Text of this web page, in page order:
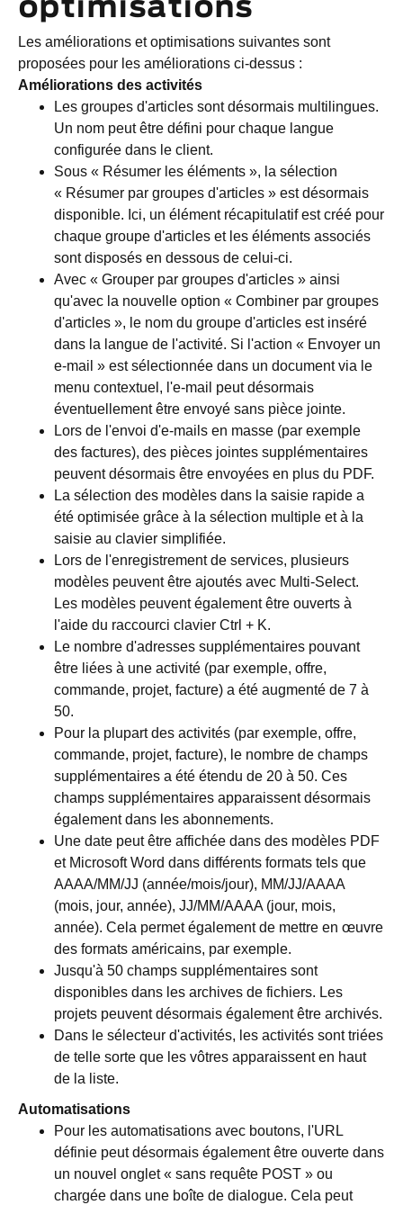
Les améliorations et optimisations suivantes sont
proposées pour les améliorations ci-dessus :
Améliorations des activités
Les groupes d'articles sont désormais multilingues.
Un nom peut être défini pour chaque langue
configurée dans le client.
Sous « Résumer les éléments », la sélection
« Résumer par groupes d'articles » est désormais
disponible. Ici, un élément récapitulatif est créé pour
chaque groupe d'articles et les éléments associés
sont disposés en dessous de celui-ci.
Avec « Grouper par groupes d'articles » ainsi
qu'avec la nouvelle option « Combiner par groupes
d'articles », le nom du groupe d'articles est inséré
dans la langue de l'activité. Si l'action « Envoyer un
e-mail » est sélectionnée dans un document via le
menu contextuel, l'e-mail peut désormais
éventuellement être envoyé sans pièce jointe.
Lors de l'envoi d'e-mails en masse (par exemple
des factures), des pièces jointes supplémentaires
peuvent désormais être envoyées en plus du PDF.
La sélection des modèles dans la saisie rapide a
été optimisée grâce à la sélection multiple et à la
saisie au clavier simplifiée.
Lors de l'enregistrement de services, plusieurs
modèles peuvent être ajoutés avec Multi-Select.
Les modèles peuvent également être ouverts à
l'aide du raccourci clavier Ctrl + K.
Le nombre d'adresses supplémentaires pouvant
être liées à une activité (par exemple, offre,
commande, projet, facture) a été augmenté de 7 à
50.
Pour la plupart des activités (par exemple, offre,
commande, projet, facture), le nombre de champs
supplémentaires a été étendu de 20 à 50. Ces
champs supplémentaires apparaissent désormais
également dans les abonnements.
Une date peut être affichée dans des modèles PDF
et Microsoft Word dans différents formats tels que
AAAA/MM/JJ (année/mois/jour), MM/JJ/AAAA
(mois, jour, année), JJ/MM/AAAA (jour, mois,
année). Cela permet également de mettre en œuvre
des formats américains, par exemple.
Jusqu'à 50 champs supplémentaires sont
disponibles dans les archives de fichiers. Les
projets peuvent désormais également être archivés.
Dans le sélecteur d'activités, les activités sont triées
de telle sorte que les vôtres apparaissent en haut
de la liste.
Automatisations
Pour les automatisations avec boutons, l'URL
définie peut désormais également être ouverte dans
un nouvel onglet « sans requête POST » ou
chargée dans une boîte de dialogue. Cela peut